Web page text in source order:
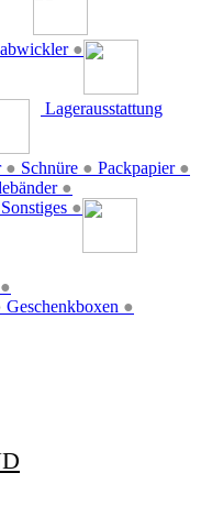
●
● Schnüre ● Packpapier ●
Lagerausstattung
●
Sonstiges ●
●
Geschenkboxen ●